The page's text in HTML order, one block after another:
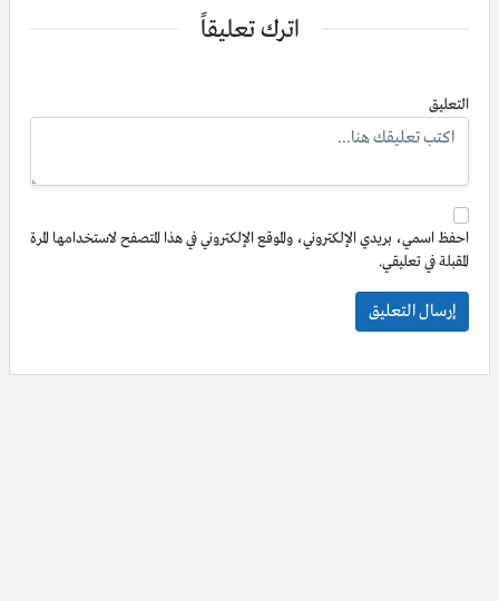
اترك تعليقاً
التعليق
احفظ اسمي، بريدي الإلكتروني، والموقع الإلكتروني في هذا المتصفح لاستخدامها المرة
المقبلة في تعليقي.